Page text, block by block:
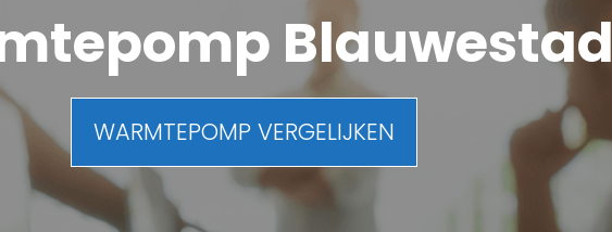
Blauwestad
WARMTEPOMP VERGELIJKEN